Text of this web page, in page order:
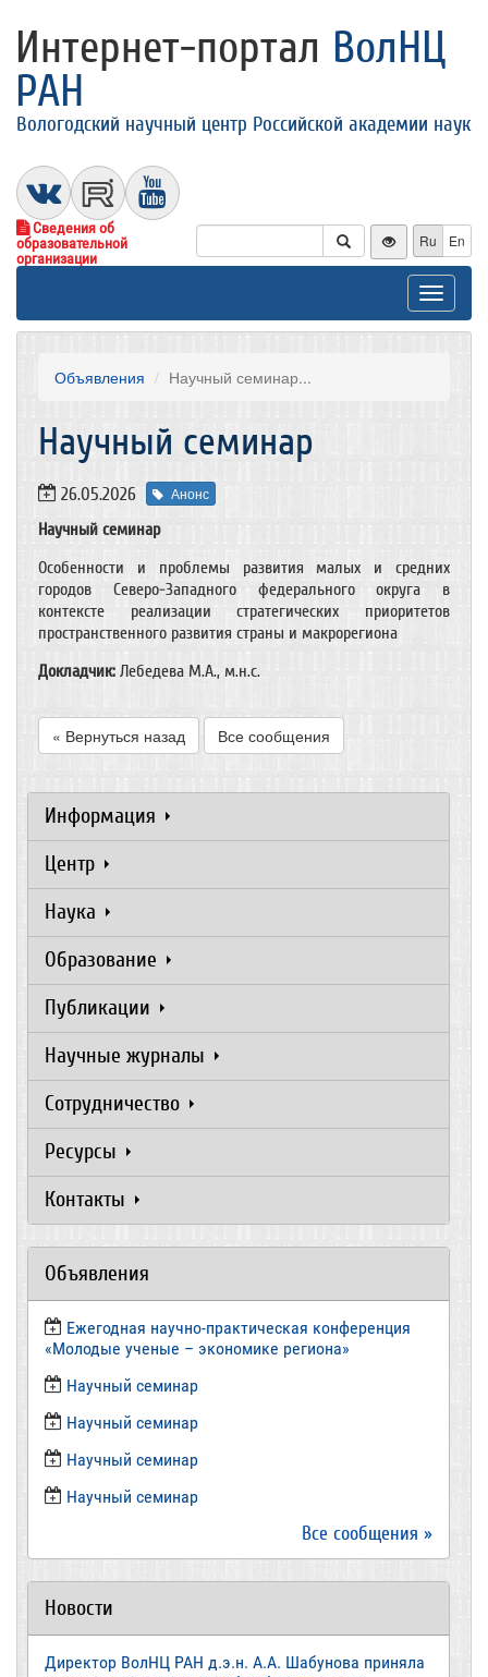
Интернет-портал ВолНЦ
РАН
Вологодский научный центр Российской академии наук
Сведения об
образовательной
организации
Ru En
Toggle
Объявления Научный семинар...
Научный семинар
26.05.2026 Анонс
Научный семинар
Особенности и проблемы развития малых и средних
городов Северо-Западного федерального округа в
контексте реализации стратегических приоритетов
пространственного развития страны и макрорегиона
Докладчик: Лебедева М.А., м.н.с.
« Вернуться назад Все сообщения
Информация
Центр
Наука
Образование
Публикации
Научные журналы
Сотрудничество
Ресурсы
Контакты
Объявления
Ежегодная научно-практическая конференция
«Молодые ученые – экономике региона»
​Научный семинар
​Научный семинар
Научный семинар
​Научный семинар
Все сообщения »
Новости
Директор ВолНЦ РАН д.э.н. А.А. Шабунова приняла